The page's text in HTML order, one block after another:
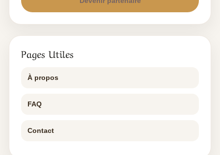
Pages Utiles
À propos
FAQ
Contact